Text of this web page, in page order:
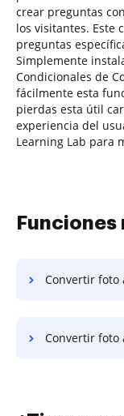
crear preguntas
los visitantes. Este
preguntas
Simplemente
Condicionales de
fácilmente esta
pierdas esta útil
experiencia del
Learning Lab para
Convertir foto a
Convertir foto a